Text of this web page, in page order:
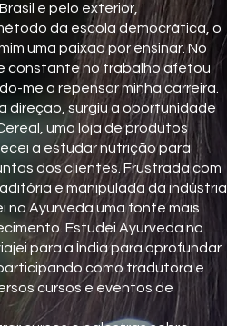
e pelo exterior,
da escola democrática, o
uma paixão por ensinar. No
constante no trabalho afetou
me a repensar minha carreira.
direção, surgiu a oportunidade
uma loja de produtos
a estudar nutrição para
dos clientes. Frustrada com
e manipulada da indústria
no Ayurveda uma fonte mais
Estudei Ayurveda no
para a Índia para aprofundar
como tradutora e
cursos e eventos de